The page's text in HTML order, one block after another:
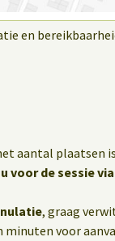
en
aantal plaatsen
voor de sessie
, graag
minuten voor